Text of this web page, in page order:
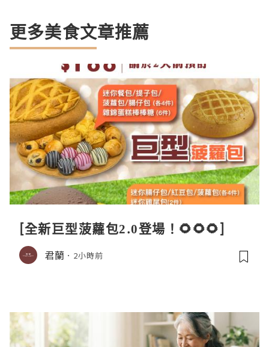
更多美食文章推薦
[全新巨型菠蘿包2.0登場！🌻🌻🌻]
君蘭 2小時前